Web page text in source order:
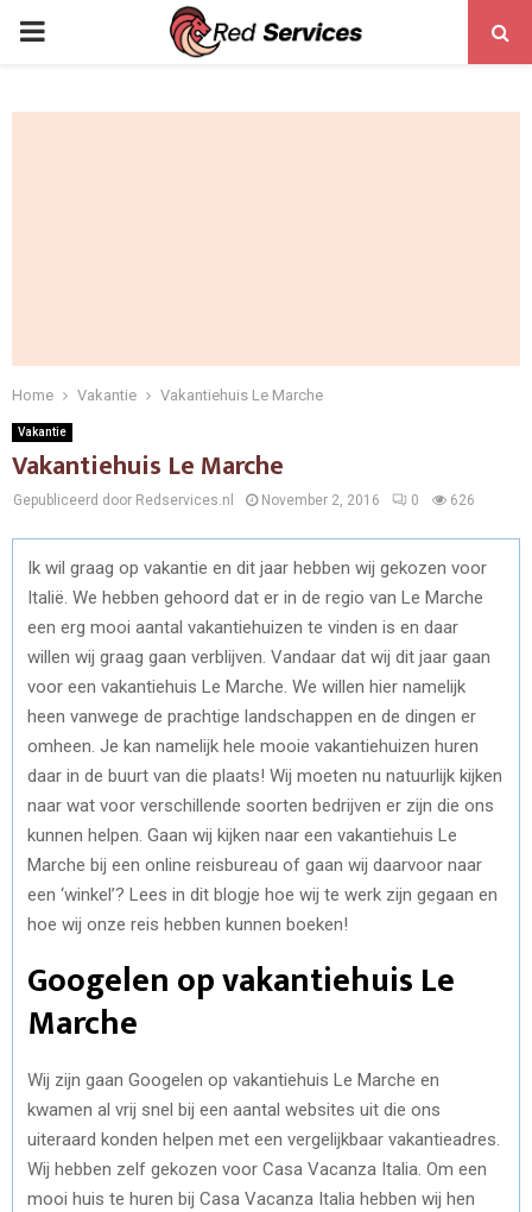
PRIMARY
Home Vakantie Vakantiehuis Le Marche
Vakantie
Vakantiehuis Le Marche
Gepubliceerd door Redservices.nl November 2, 2016 0 626
Ik wil graag op vakantie en dit jaar hebben wij gekozen voor
Italië. We hebben gehoord dat er in de regio van Le Marche
een erg mooi aantal vakantiehuizen te vinden is en daar
willen wij graag gaan verblijven. Vandaar dat wij dit jaar gaan
voor een vakantiehuis Le Marche. We willen hier namelijk
heen vanwege de prachtige landschappen en de dingen er
omheen. Je kan namelijk hele mooie vakantiehuizen huren
daar in de buurt van die plaats! Wij moeten nu natuurlijk kijken
naar wat voor verschillende soorten bedrijven er zijn die ons
kunnen helpen. Gaan wij kijken naar een vakantiehuis Le
Marche bij een online reisbureau of gaan wij daarvoor naar
een ‘winkel’? Lees in dit blogje hoe wij te werk zijn gegaan en
hoe wij onze reis hebben kunnen boeken!
Googelen op vakantiehuis Le
Marche
Wij zijn gaan Googelen op vakantiehuis Le Marche en
kwamen al vrij snel bij een aantal websites uit die ons
uiteraard konden helpen met een vergelijkbaar vakantieadres.
Wij hebben zelf gekozen voor Casa Vacanza Italia. Om een
mooi huis te huren bij Casa Vacanza Italia hebben wij hen